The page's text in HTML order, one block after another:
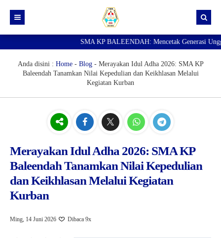
Berita
Portal Siswa
SMA KP BALEENDAH: Mencetak Generasi
Anda disini : Home- Blog- Merayakan Idul Adha 2026: SMA KP
Baleendah Tanamkan Nilai Kepedulian dan Keikhlasan Melalui
Kegiatan Kurban
Merayakan Idul Adha 2026: SMA KP
Baleendah Tanamkan Nilai Kepedulian
dan Keikhlasan Melalui Kegiatan
Kurban
Ming, 14 Juni 2026 Dibaca 9x